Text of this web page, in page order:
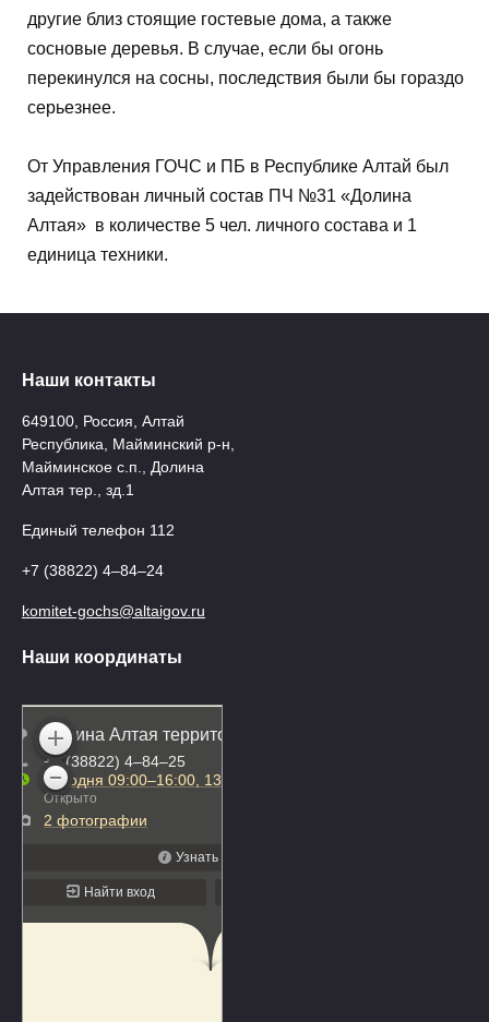
другие близ стоящие гостевые дома, а также
сосновые деревья. В случае, если бы огонь
перекинулся на сосны, последствия были бы гораздо
серьезнее.
От Управления ГОЧС и ПБ в Республике Алтай был
задействован личный состав ПЧ №31 «Долина
Алтая» в количестве 5 чел. личного состава и 1
единица техники.
Наши контакты
649100, Россия, Алтай
Республика, Майминский р-н,
Майминское с.п., Долина
Алтая тер., зд.1
Единый телефон 112
+7 (38822) 4‒84‒24
komitet-gochs@altaigov.ru
Наши координаты